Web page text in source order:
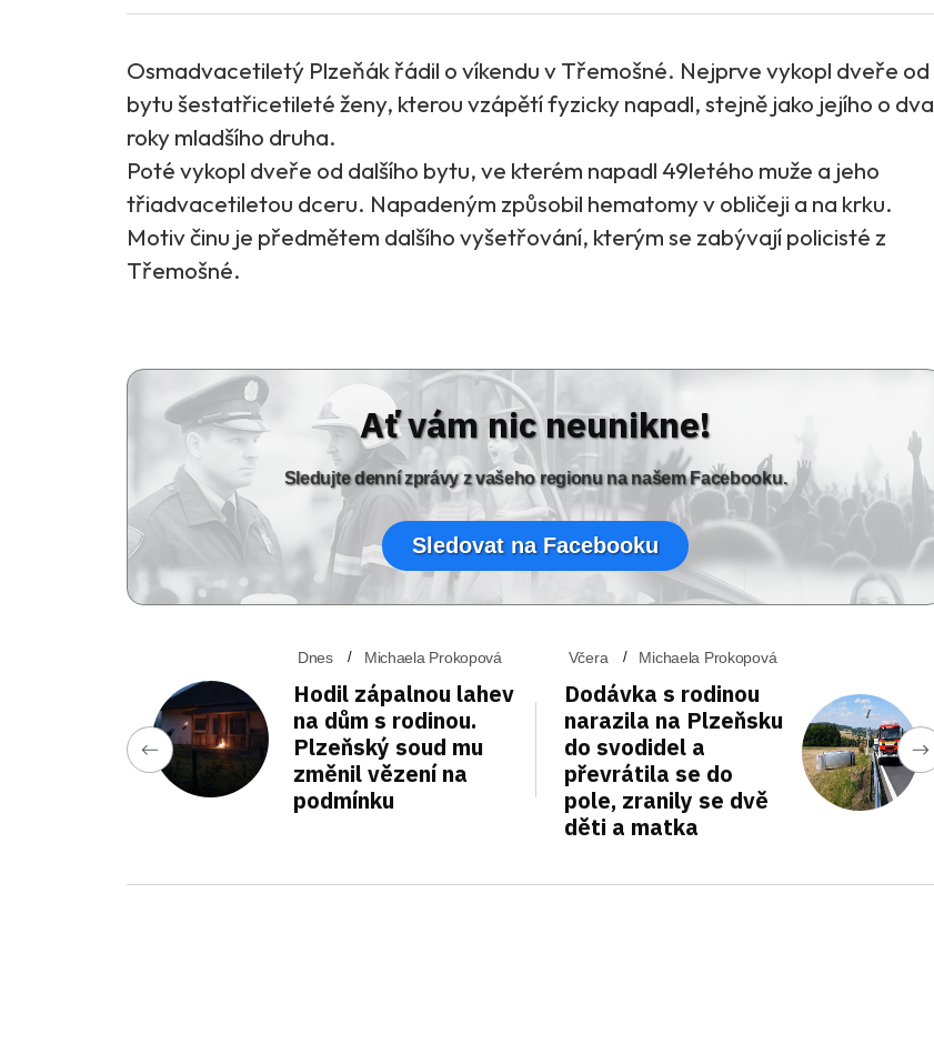
Osmadvacetiletý Plzeňák řádil o víkendu v Třemošné. Nejprve vykopl dveře od
bytu šestatřicetileté ženy, kterou vzápětí fyzicky napadl, stejně jako jejího o dva
roky mladšího druha.
Poté vykopl dveře od dalšího bytu, ve kterém napadl 49letého muže a jeho
třiadvacetiletou dceru. Napadeným způsobil hematomy v obličeji a na krku.
Motiv činu je předmětem dalšího vyšetřování, kterým se zabývají policisté z
Třemošné.
Ať vám nic neunikne!
Sledujte denní zprávy z vašeho regionu na našem Facebooku.
Sledovat na Facebooku
Dnes Michaela Prokopová
Hodil zápalnou lahev
na dům s rodinou.
Plzeňský soud mu
změnil vězení na
podmínku
Včera Michaela Prokopová
Dodávka s rodinou
narazila na Plzeňsku
do svodidel a
převrátila se do
pole, zranily se dvě
děti a matka